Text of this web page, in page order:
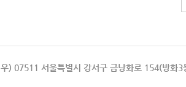
우) 07511 서울특별시 강서구 금낭화로 154(방화3